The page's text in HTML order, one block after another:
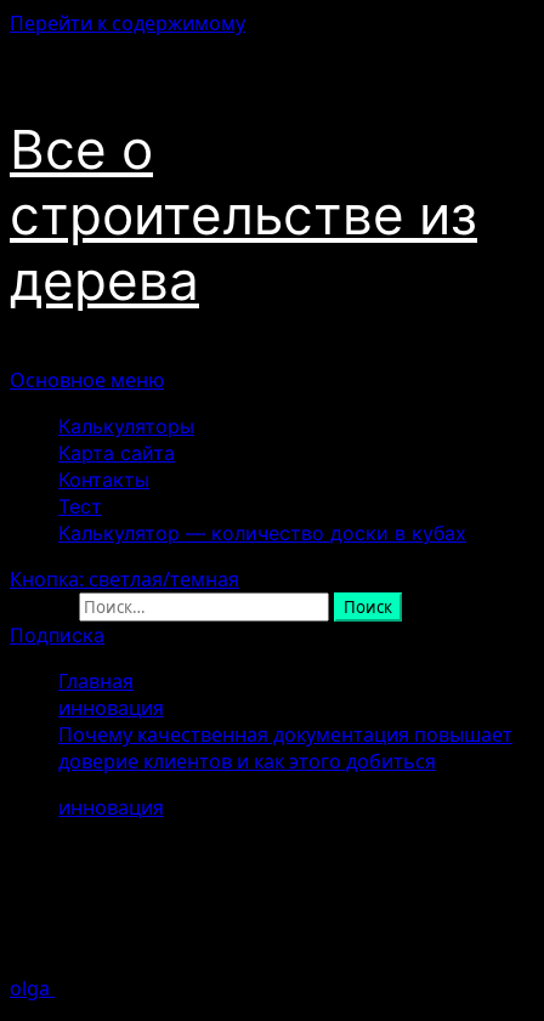
Перейти к содержимому
Все о
строительстве из
дерева
Основное меню
Калькуляторы
Карта сайта
Контакты
Тест
Калькулятор — количество доски в кубах
Кнопка: светлая/темная
Подписка
Главная
инновация
Почему качественная документация повышает
доверие клиентов и как этого добиться
инновация
olga